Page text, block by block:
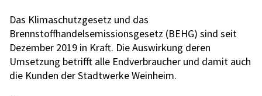
Das Klimaschutzgesetz und das
Brennstoffhandelsemissionsgesetz (BEHG) sind seit
Dezember 2019 in Kraft. Die Auswirkung deren
Umsetzung betrifft alle Endverbraucher und damit auch
die Kunden der Stadtwerke Weinheim.